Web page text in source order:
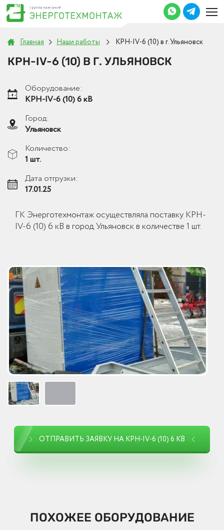
Главная Наши работы КРН-IV-6 (10) в г. Ульяновск
КРН-IV-6 (10) В Г. УЛЬЯНОВСК
Оборудование:
КРН-IV-6 (10) 6 кВ
Город:
Ульяновск
Количество:
1 шт.
Дата отгрузки:
17.01.25
ГК Энерготехмонтаж осуществляла поставку КРН-
IV-6 (10) 6 кВ в город Ульяновск в количестве 1 шт.
ОТПРАВИТЬ ЗАЯВКУ НА КРН-IV-6 (10) 6 КВ
ПОХОЖЕЕ ОБОРУДОВАНИЕ